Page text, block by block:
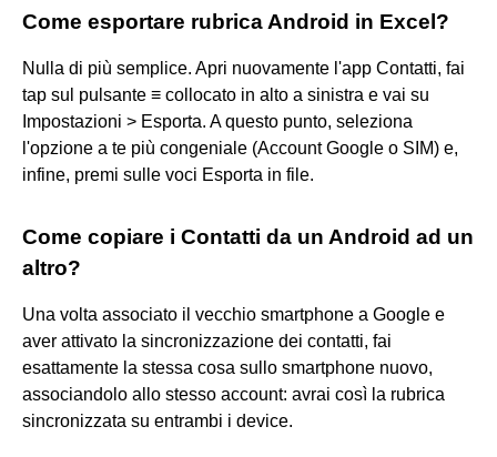
Come esportare rubrica Android in Excel?
Nulla di più semplice. Apri nuovamente l'app Contatti, fai
tap sul pulsante ≡ collocato in alto a sinistra e vai su
Impostazioni > Esporta. A questo punto, seleziona
l'opzione a te più congeniale (Account Google o SIM) e,
infine, premi sulle voci Esporta in file.
Come copiare i Contatti da un Android ad un
altro?
Una volta associato il vecchio smartphone a Google e
aver attivato la sincronizzazione dei contatti, fai
esattamente la stessa cosa sullo smartphone nuovo,
associandolo allo stesso account: avrai così la rubrica
sincronizzata su entrambi i device.